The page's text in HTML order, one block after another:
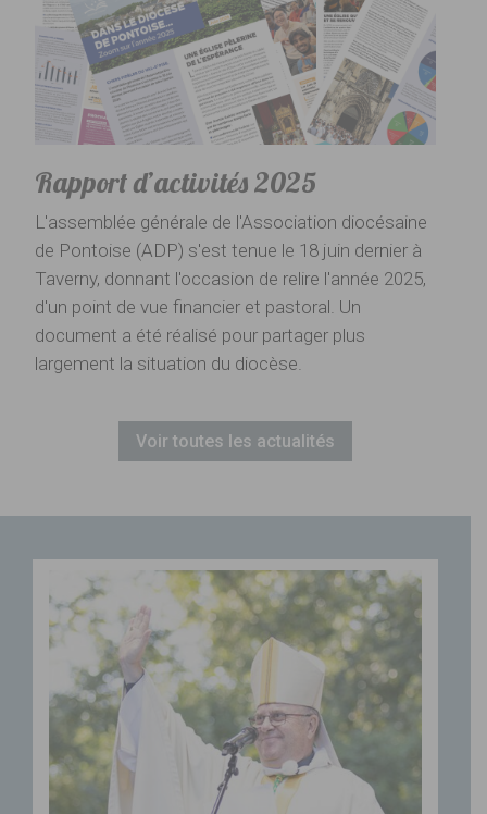
Rapport d’activités 2025
L'assemblée générale de l'Association diocésaine
de Pontoise (ADP) s'est tenue le 18 juin dernier à
Taverny, donnant l'occasion de relire l'année 2025,
d'un point de vue financier et pastoral. Un
document a été réalisé pour partager plus
largement la situation du diocèse.
Voir toutes les actualités